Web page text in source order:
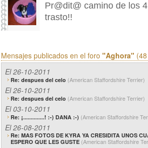
Pr@dit@ camino de los
trasto!!
Mensajes publicados en el foro "Aghora"
El 26-10-2011
Re: despues del celo (American Staffordshire Terrier)
El 26-10-2011
Re: despues del celo (American Staffordshire Terrier)
El 03-10-2011
Re: ¡..............! :-) DANA :-) (American Staffordshire
El 26-08-2011
Re: MAS FOTOS DE KYRA YA CRESIDITA UNOS
ESPERO QUE LES GUSTE (American Staffordshire